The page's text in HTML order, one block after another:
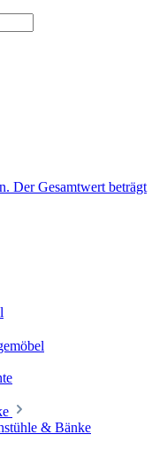
Der Gesamtwert beträgt
& Bänke